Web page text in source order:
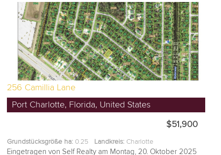
256 Camillia Lane
Port Charlotte, Florida, United States
$51,900
Grundstücksgröße ha: 0.25 Landkreis: Charlotte
Eingetragen von Self Realty am Montag, 20. Oktober 2025